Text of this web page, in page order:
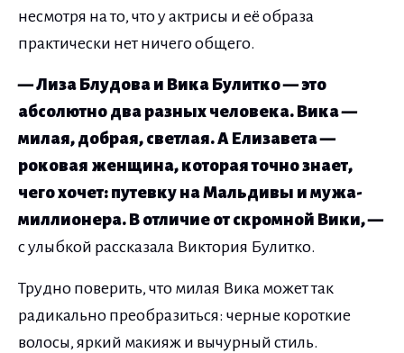
несмотря на то, что у актрисы и её образа
практически нет ничего общего.
— Лиза Блудова и Вика Булитко — это
абсолютно два разных человека. Вика —
милая, добрая, светлая. А Елизавета —
роковая женщина, которая точно знает,
чего хочет: путевку на Мальдивы и мужа-
миллионера. В отличие от скромной Вики, —
с улыбкой рассказала Виктория Булитко.
Трудно поверить, что милая Вика может так
радикально преобразиться: черные короткие
волосы, яркий макияж и вычурный стиль.